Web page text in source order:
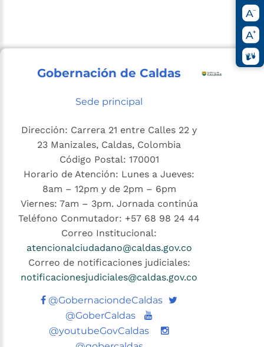
Gobernación de Caldas
Sede principal
Dirección: Carrera 21 entre Calles 22 y
23 Manizales, Caldas, Colombia
Código Postal: 170001
Horario de Atención: Lunes a Jueves:
8am – 12pm y de 2pm – 6pm
Viernes: 7am – 3pm. Jornada continúa
Teléfono Conmutador: +57 68 98 24 44
Correo Institucional:
atencionalciudadano@caldas.gov.co
Correo de notificaciones judiciales:
notificacionesjudiciales@caldas.gov.co
@GobernaciondeCaldas Twitter
@GoberCaldas
Youtube
@youtubeGovCaldas